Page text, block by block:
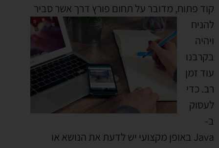
קוד פתוח, מדובר על תחום פורץ דרך אשר סביר
להניח
ויהיה
בקרבנו
עוד זמן
רב. כדי
לעסוק
ב-
Java באופן מקצועי יש לדעת את הנושא או